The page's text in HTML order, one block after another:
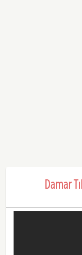
Damar